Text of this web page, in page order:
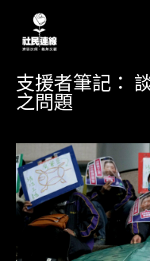
支援者筆記：
之問題